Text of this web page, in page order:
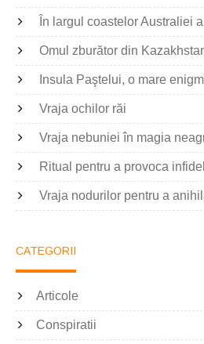
În largul coastelor Australiei
Omul zburător din
Insula Paştelui, o mare
Vraja ochilor răi
Vraja nebuniei în magia
Ritual pentru a provoca
Vraja nodurilor pentru a
CATEGORII
Articole
Conspiratii